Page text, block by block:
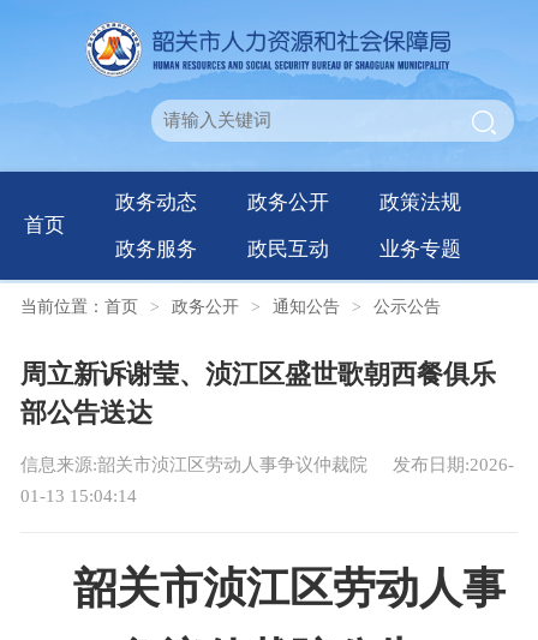
首页
政务动态 政务公开 政策法规
政务服务 政民互动 业务专题
当前位置： 首页 > 政务公开 > 通知公告 > 公示公告
周立新诉谢莹、浈江区盛世歌朝西餐俱乐
部公告送达
信息来源:韶关市浈江区劳动人事争议仲裁院
发布日期:2026-
01-13 15:04:14
韶关市浈江区劳动人事